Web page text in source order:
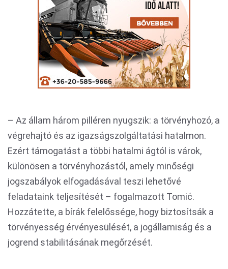
– Az állam három pilléren nyugszik: a törvényhozó, a
végrehajtó és az igazságszolgáltatási hatalmon.
Ezért támogatást a többi hatalmi ágtól is várok,
különösen a törvényhozástól, amely minőségi
jogszabályok elfogadásával teszi lehetővé
feladataink teljesítését – fogalmazott Tomić.
Hozzátette, a bírák felelőssége, hogy biztosítsák a
törvényesség érvényesülését, a jogállamiság és a
jogrend stabilitásának megőrzését.